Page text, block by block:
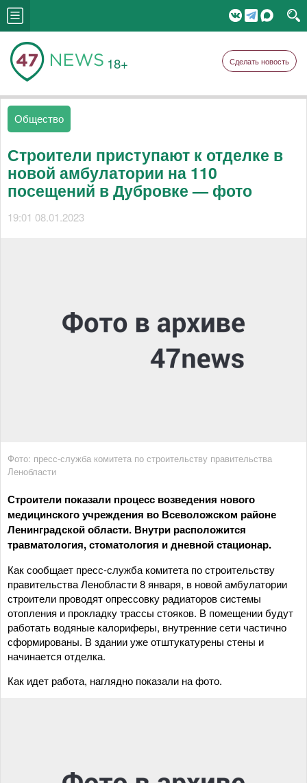
18+ Сделать новость
Общество
Строители приступают к отделке в
новой амбулатории на 110
посещений в Дубровке — фото
19:01 08.01.2023
Фото: пресс-служба комитета по строительству правительства
Ленобласти
Строители показали процесс возведения нового
медицинского учреждения во Всеволожском районе
Ленинградской области. Внутри расположится
травматология, стоматология и дневной стационар.
Как сообщает пресс-служба комитета по строительству
правительства Ленобласти 8 января, в новой амбулатории
строители проводят опрессовку радиаторов системы
отопления и прокладку трассы стояков. В помещении будут
работать водяные калориферы, внутренние сети частично
сформированы. В здании уже отштукатурены стены и
начинается отделка.
Как идет работа, наглядно показали на фото.